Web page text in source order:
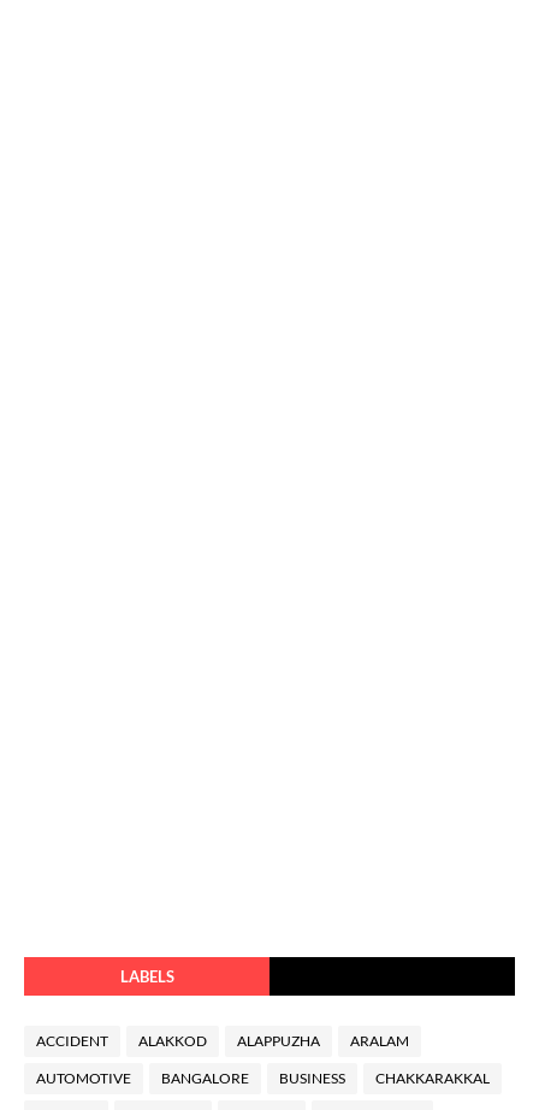
LABELS
ACCIDENT ALAKKOD ALAPPUZHA ARALAM
AUTOMOTIVE BANGALORE BUSINESS CHAKKARAKKAL